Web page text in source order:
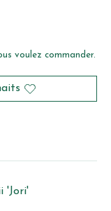
voulez commander.
'Jori'